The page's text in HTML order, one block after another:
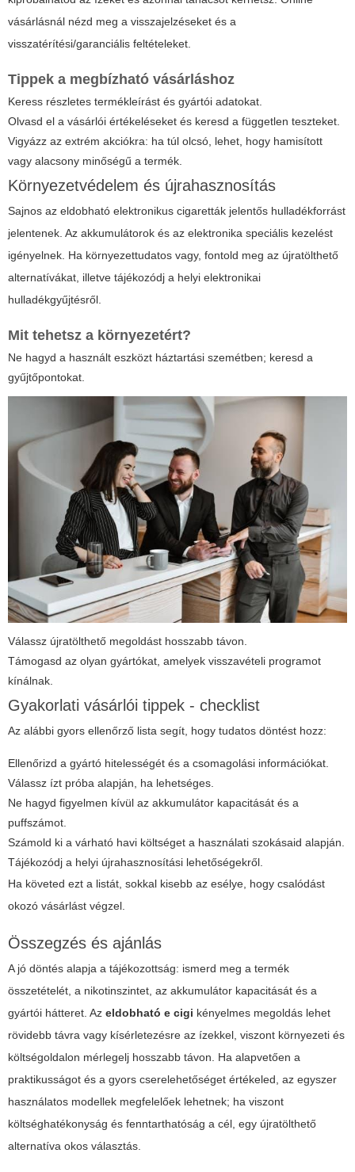
vásárlásnál nézd meg a visszajelzéseket és a
visszatérítési/garanciális feltételeket.
Tippek a megbízható vásárláshoz
Keress részletes termékleírást és gyártói adatokat.
Olvasd el a vásárlói értékeléseket és keresd a független teszteket.
Vigyázz az extrém akciókra: ha túl olcsó, lehet, hogy hamisított
vagy alacsony minőségű a termék.
Környezetvédelem és újrahasznosítás
Sajnos az eldobható elektronikus cigaretták jelentős hulladékforrást
jelentenek. Az akkumulátorok és az elektronika speciális kezelést
igényelnek. Ha környezettudatos vagy, fontold meg az újratölthető
alternatívákat, illetve tájékozódj a helyi elektronikai
hulladékgyűjtésről.
Mit tehetsz a környezetért?
Ne hagyd a használt eszközt háztartási szemétben; keresd a
gyűjtőpontokat.
Válassz újratölthető megoldást hosszabb távon.
Támogasd az olyan gyártókat, amelyek visszavételi programot
kínálnak.
Gyakorlati vásárlói tippek - checklist
Az alábbi gyors ellenőrző lista segít, hogy tudatos döntést hozz:
Ellenőrizd a gyártó hitelességét és a csomagolási információkat.
Válassz ízt próba alapján, ha lehetséges.
Ne hagyd figyelmen kívül az akkumulátor kapacitását és a
puffszámot.
Számold ki a várható havi költséget a használati szokásaid alapján.
Tájékozódj a helyi újrahasznosítási lehetőségekről.
Ha követed ezt a listát, sokkal kisebb az esélye, hogy csalódást
okozó vásárlást végzel.
Összegzés és ajánlás
A jó döntés alapja a tájékozottság: ismerd meg a termék
összetételét, a nikotinszintet, az akkumulátor kapacitását és a
gyártói hátteret. Az eldobható e cigi kényelmes megoldás lehet
rövidebb távra vagy kísérletezésre az ízekkel, viszont környezeti és
költségoldalon mérlegelj hosszabb távon. Ha alapvetően a
praktikusságot és a gyors cserelehetőséget értékeled, az egyszer
használatos modellek megfelelőek lehetnek; ha viszont
költséghatékonyság és fenntarthatóság a cél, egy újratölthető
alternatíva okos választás.